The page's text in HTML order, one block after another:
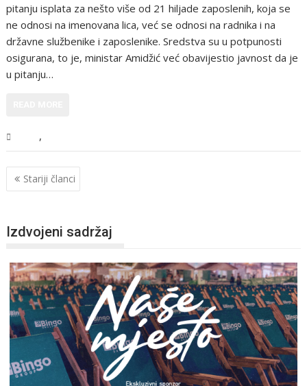
pitanju isplata za nešto više od 21 hiljade zaposlenih, koja se
ne odnosi na imenovana lica, već se odnosi na radnika i na
državne službenike i zaposlenike. Sredstva su u potpunosti
osigurana, to je, ministar Amidžić već obavijestio javnost da je
u pitanju…
,
Stariji članci
Izdvojeni sadržaj